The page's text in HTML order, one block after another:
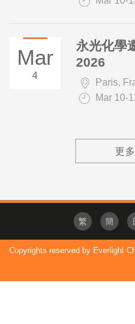
Mar
4
永光化學
2026
Paris,
Mar 10-
更
繁 簡
Copyrights reserved by Everlight